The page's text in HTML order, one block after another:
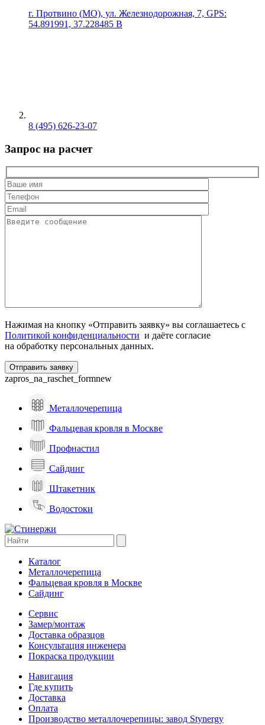
г. Протвино (МО), ул. Железнодорожная, 7, GPS:
54.891991, 37.228485 В
8 (495) 626-23-07
Запрос на расчет
Нажимая на кнопку «Отправить заявку» вы соглашаетесь с
Политикой конфиденциальности и даёте согласие
на обработку персональных данных.
zapros_na_raschet_formnew
Металлочерепица
Фальцевая кровля в Москве
Профнастил
Сайдинг
Штакетник
Водостоки
Каталог
Металлочерепица
Фальцевая кровля в Москве
Сайдинг
Сервис
Замер/монтаж
Доставка образцов
Консультация инженера
Покраска продукции
Навигация
Где купить
Доставка
Оплата
Производство металлочерепицы: завод Stynergy